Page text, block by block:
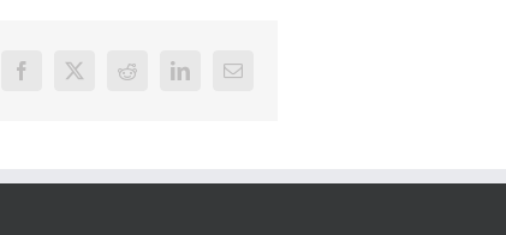
Facebook
X Reddit LinkedInEmail